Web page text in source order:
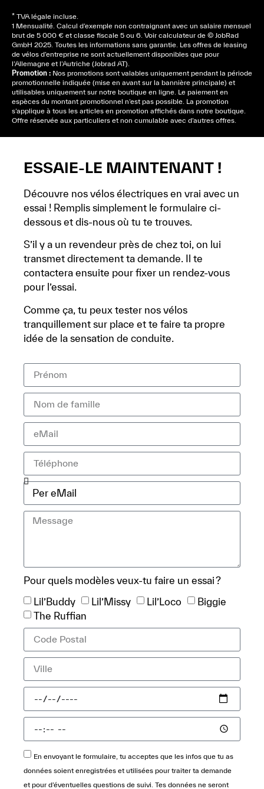
* TVA légale incluse.
1 Mensualité. Calcul d’exemple non contraignant avec un salaire mensuel
brut de 5 000 € et classe fiscale 5 ou 6. Voir calculateur de © JobRad
GmbH 2025. Toutes les informations sans garantie. Les offres de leasing
de vélos d’entreprise ne sont actuellement disponibles que pour
l’Allemagne et l’Autriche (Jobrad AT).
Promotion : Nos promotions sont valables uniquement pendant la période
promotionnelle indiquée (mise en avant sur la bannière principale) et
utilisables uniquement sur notre boutique en ligne. Le paiement en
espèces du montant promotionnel n’est pas possible. La promotion
s’applique à tous les articles en promotion affichés dans notre boutique.
Offre réservée aux particuliers et non cumulable avec d’autres offres.
ESSAIE-LE MAINTENANT !
Découvre nos vélos électriques en vrai avec un
essai ! Remplis simplement le formulaire ci-
dessous et dis-nous où tu te trouves.
S’il y a un revendeur près de chez toi, on lui
transmet directement ta demande. Il te
contactera ensuite pour fixer un rendez-vous
pour l’essai.
Comme ça, tu peux tester nos vélos
tranquillement sur place et te faire ta propre
idée de la sensation de conduite.
Pour quels modèles veux-tu faire un essai ?
Lil’Buddy
Lil’Missy Lil’Loco
Biggie
The Ruffian
En envoyant le formulaire, tu acceptes que les infos que tu as
données soient enregistrées et utilisées pour traiter ta demande
et pour d’éventuelles questions de suivi. Tes données ne seront